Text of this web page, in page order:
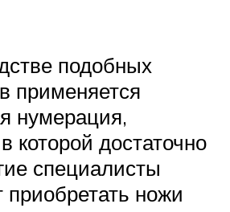
подобных
применяется
нумерация,
которой достаточно
специалисты
ножи